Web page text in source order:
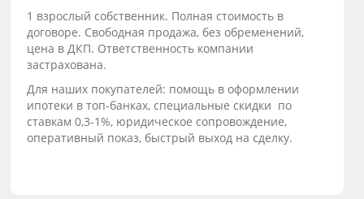
1 взрослый собственник. Полная стоимость в
договоре. Свободная продажа, без обременений,
цена в ДКП. Ответственность компании
застрахована.
Для наших покупателей: помощь в оформлении
ипотеки в топ-банках, специальные скидки по
ставкам 0,3-1%, юридическое сопровождение,
оперативный показ, быстрый выход на сделку.